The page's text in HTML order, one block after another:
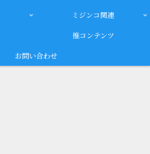
ミジンコ関連
推コンテンツ
お問い合わせ